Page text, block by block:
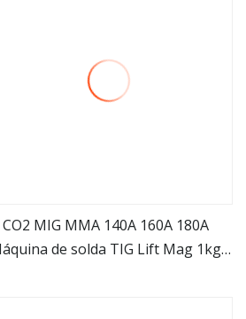
Veja mais
CO2 MIG MMA 140A 160A 180A
de solda TIG Lift Mag 1kg